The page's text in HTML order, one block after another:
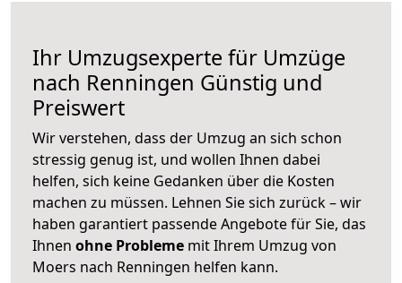
Ihr Umzugsexperte für Umzüge
nach Renningen Günstig und
Preiswert
Wir verstehen, dass der Umzug an sich schon
stressig genug ist, und wollen Ihnen dabei
helfen, sich keine Gedanken über die Kosten
machen zu müssen. Lehnen Sie sich zurück – wir
haben garantiert passende Angebote für Sie, das
Ihnen ohne Probleme mit Ihrem Umzug von
Moers nach Renningen helfen kann.